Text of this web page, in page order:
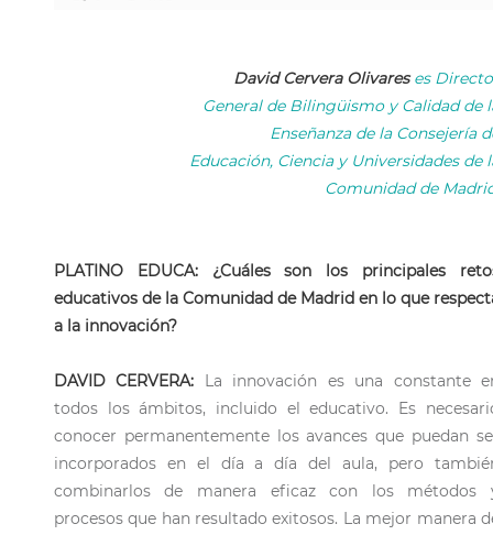
David Cervera Olivareses
General de Bilingüismo y Calidad de
Enseñanza de la Consejería
Educación, Ciencia y Universidades de
Comunidad de
PLATINO EDUCA: ¿Cuáles son los principales
educativos de la Comunidad de Madrid en lo que
a la innovación?
DAVID CERVERA: La innovación es una constante
todos los ámbitos, incluido el educativo. Es
conocer permanentemente los avances que puedan
incorporados en el día a día del aula, pero
combinarlos de manera eficaz con los métodos
procesos que han resultado exitosos. La mejor manera